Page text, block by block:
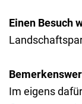
Einen Besuch
Im eigens